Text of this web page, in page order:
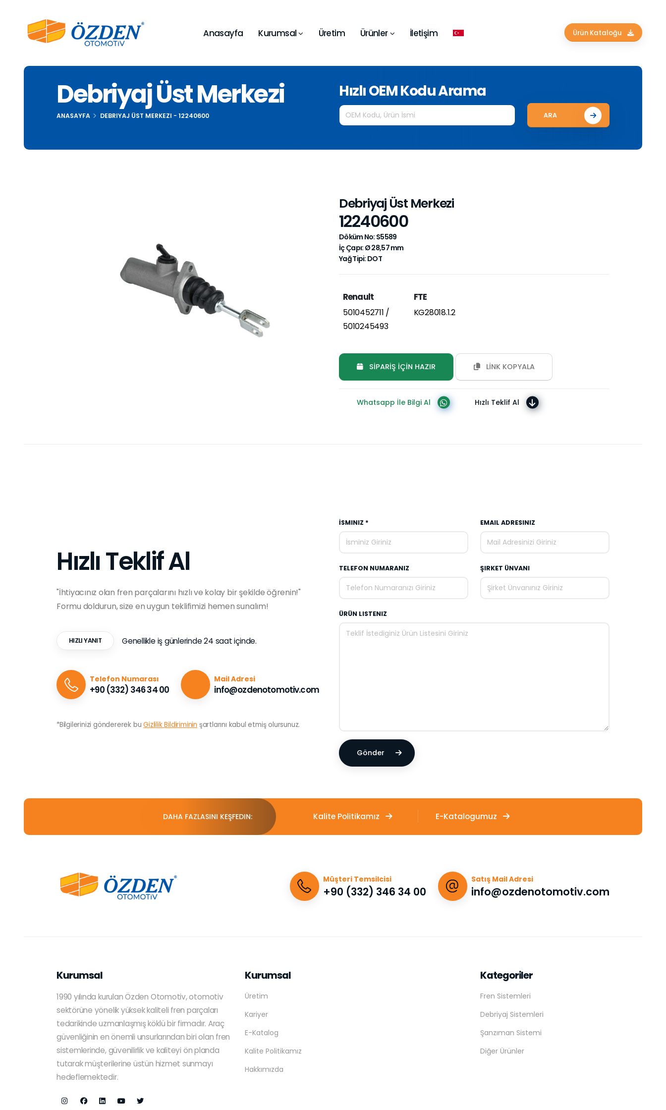
Anasayfa Kurumsal Üretim Ürünler İletişim Ürün Kataloğu
Debriyaj Üst Merkezi
ANASAYFA DEBRIYAJ ÜST MERKEZI - 12240600
Hızlı OEM Kodu Arama
ARA
Debriyaj Üst Merkezi
12240600
Döküm No: S5589
İç Çapı: Ø 28,57 mm
Yağ Tipi: DOT
Renault
5010452711 /
5010245493
FTE
KG28018.1.2
SİPARİŞ İÇİN HAZIR LİNK KOPYALA
Whatsapp İle Bilgi Al Hızlı Teklif Al
Hızlı Teklif Al
"İhtiyacınız olan fren parçalarını hızlı ve kolay bir şekilde öğrenin!"
Formu doldurun, size en uygun teklifimizi hemen sunalım!
HIZLI YANIT Genellikle iş günlerinde 24 saat içinde.
Telefon Numarası
+90 (332) 346 34 00
Mail Adresi
info@ozdenotomotiv.com
*Bilgilerinizi göndererek buGizlilik Bildiriminin şartlarını kabul etmiş olursunuz.
İSMINIZ * EMAIL ADRESINIZ
TELEFON NUMARANIZ ŞIRKET ÜNVANI
ÜRÜN LISTENIZ
Gönder
DAHA FAZLASINI KEŞFEDIN: Kalite Politikamız E-Katalogumuz
Müşteri Temsilcisi
+90 (332) 346 34 00
Satış Mail Adresi
info@ozdenotomotiv.com
Kurumsal
1990 yılında kurulan Özden Otomotiv, otomotiv
sektörüne yönelik yüksek kaliteli fren parçaları
tedarikinde uzmanlaşmış köklü bir firmadır. Araç
güvenliğinin en önemli unsurlarından biri olan fren
sistemlerinde, güvenilirlik ve kaliteyi ön planda
tutarak müşterilerine üstün hizmet sunmayı
hedeflemektedir.
Kurumsal
Üretim
Kariyer
E-Katalog
Kalite Politikamız
Hakkımızda
Kategoriler
Fren Sistemleri
Debriyaj Sistemleri
Şanzıman Sistemi
Diğer Ürünler